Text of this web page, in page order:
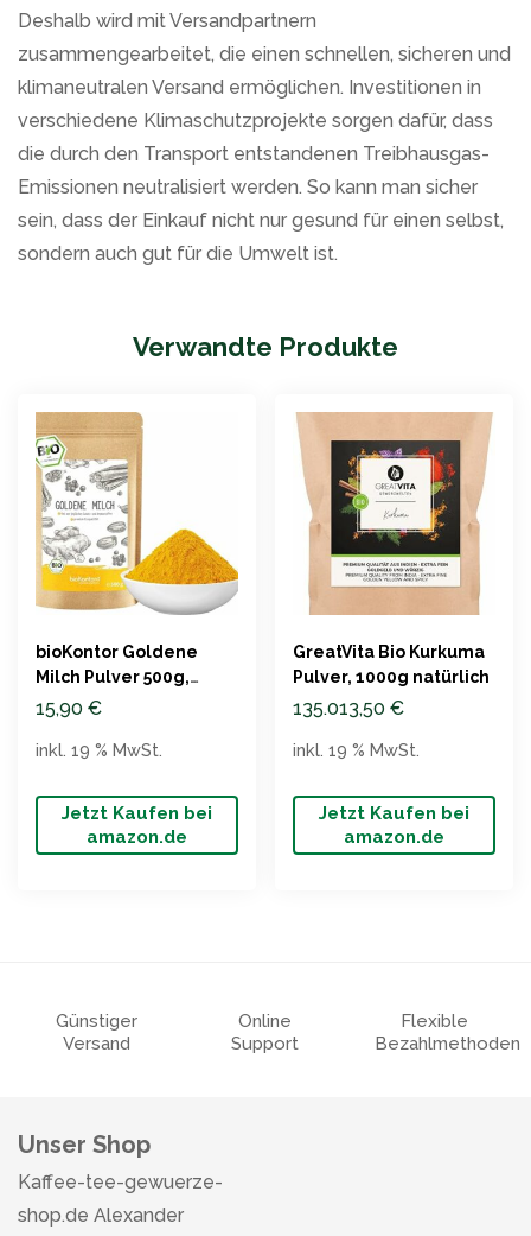
Deshalb wird mit Versandpartnern
zusammengearbeitet, die einen schnellen, sicheren und
klimaneutralen Versand ermöglichen. Investitionen in
verschiedene Klimaschutzprojekte sorgen dafür, dass
die durch den Transport entstandenen Treibhausgas-
Emissionen neutralisiert werden. So kann man sicher
sein, dass der Einkauf nicht nur gesund für einen selbst,
sondern auch gut für die Umwelt ist.
Verwandte Produkte
bioKontor Goldene
Milch Pulver 500g,
natürlich und
15,90 €
Jetzt Kaufen bei
amazon.de
inkl. 19 % MwSt.
GreatVita Bio Kurkuma
Pulver, 1000g natürlich
135.013,50 €
Jetzt Kaufen bei
amazon.de
inkl. 19 % MwSt.
Günstiger
Versand
Online
Support
Flexible
Bezahlmethoden
Unser Shop
Kaffee-tee-gewuerze-
shop.de Alexander